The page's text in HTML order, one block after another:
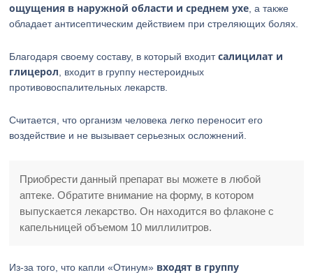
ощущения в наружной области и среднем ухе , а также
обладает антисептическим действием при стреляющих болях.
Благодаря своему составу, в который входитсалицилат и
глицерол , входит в группу нестероидных
противовоспалительных лекарств.
Считается, что организм человека легко переносит его
воздействие и не вызывает серьезных осложнений.
Приобрести данный препарат вы можете в любой
аптеке. Обратите внимание на форму, в котором
выпускается лекарство. Он находится во флаконе с
капельницей объемом 10 миллилитров.
Из-за того, что капли «Отинум» входят в группу